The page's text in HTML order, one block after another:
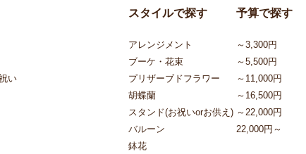
い
スタイルで探す
アレンジメント
ブーケ・花束
プリザーブドフラワー
胡蝶蘭
スタンド(お祝いorお供え)
バルーン
鉢花
予算で探す
～3,300円
～5,500円
～11,000円
～16,500円
～22,000円
22,000円～